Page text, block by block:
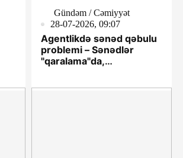
Gündəm / Cəmiyyət
28-07-2026, 09:07
Agentlikdə sənəd qəbulu
problemi – Sənədlər
"qaralama"da,